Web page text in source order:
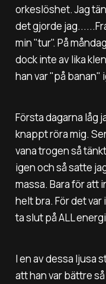
orkeslöshet. Jag
det gjorde
min "tur". På
dock inte av lika
han var "på banan"
Första dagarna låg
knappt röra mig.
vana trogen så
igen och så satte
massa. Bara för att
helt bra. För det
ta slut på ALL
I en av dessa ljusa
att han var bättre